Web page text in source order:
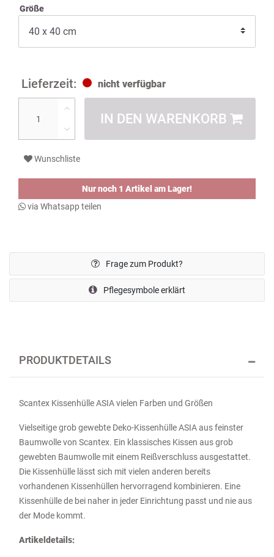
Größe
nicht verfügbar
IN DEN WARENKORB
Wunschliste
Nur noch 1 Artikel am Lager!
via Whatsapp teilen
Frage zum Produkt?
Pflegesymbole erklärt
PRODUKTDETAILS
Scantex Kissenhülle ASIA vielen Farben und Größen
Vielseitige grob gewebte Deko-Kissenhülle ASIA aus feinster
Baumwolle von Scantex. Ein klassisches Kissen aus grob
gewebten Baumwolle mit einem Reißverschluss ausgestattet.
Die Kissenhülle lässt sich mit vielen anderen bereits
vorhandenen Kissenhüllen hervorragend kombinieren. Eine
Kissenhülle de bei naher in jeder Einrichtung passt und nie aus
der Mode kommt.
Artikeldetails: